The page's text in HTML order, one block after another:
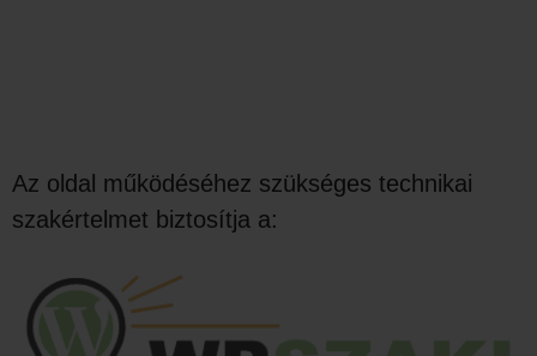
Az oldal működéséhez szükséges technikai
szakértelmet biztosítja a: